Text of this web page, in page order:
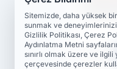
PAYLAŞ
Sitemizde, daha yüksek
sunmak ve
Gizlilik Politikası, Çerez
Aydınlatma Metni
sınırlı olmak üzere ve
çerçevesinde çerezler